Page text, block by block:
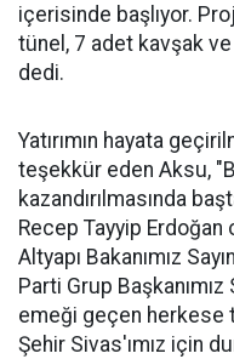
içerisinde başlıyor.
tünel, 7 adet kavşak
dedi.
Yatırımın hayata
teşekkür eden Aksu,
kazandırılmasında
Recep Tayyip Erdoğan
Altyapı Bakanımız
Parti Grup
emeği geçen herkese
Şehir Sivas'ımız için